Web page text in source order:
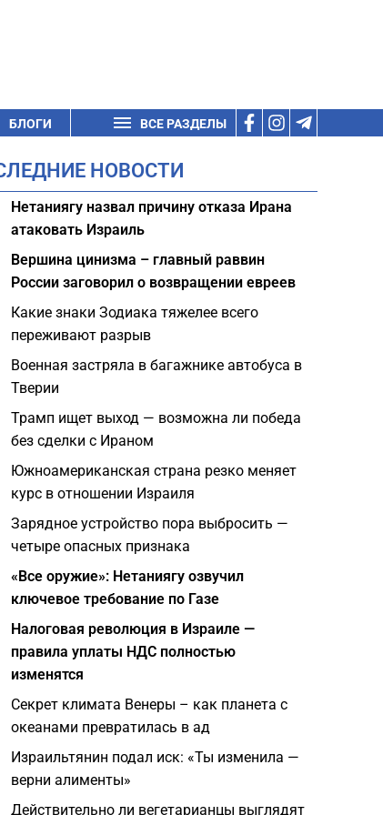
БЛОГИ ВСЕ РАЗДЕЛЫ
НОВОСТИ
Нетаниягу назвал причину отказа Ирана
атаковать Израиль
Вершина цинизма – главный раввин
России заговорил о возвращении евреев
Какие знаки Зодиака тяжелее всего
переживают разрыв
Военная застряла в багажнике автобуса в
Тверии
Трамп ищет выход — возможна ли победа
без сделки с Ираном
Южноамериканская страна резко меняет
курс в отношении Израиля
Зарядное устройство пора выбросить —
четыре опасных признака
«Все оружие»: Нетаниягу озвучил
ключевое требование по Газе
Налоговая революция в Израиле —
правила уплаты НДС полностью
изменятся
Секрет климата Венеры – как планета с
океанами превратилась в ад
Израильтянин подал иск: «Ты изменила —
верни алименты»
Действительно ли вегетарианцы выглядят